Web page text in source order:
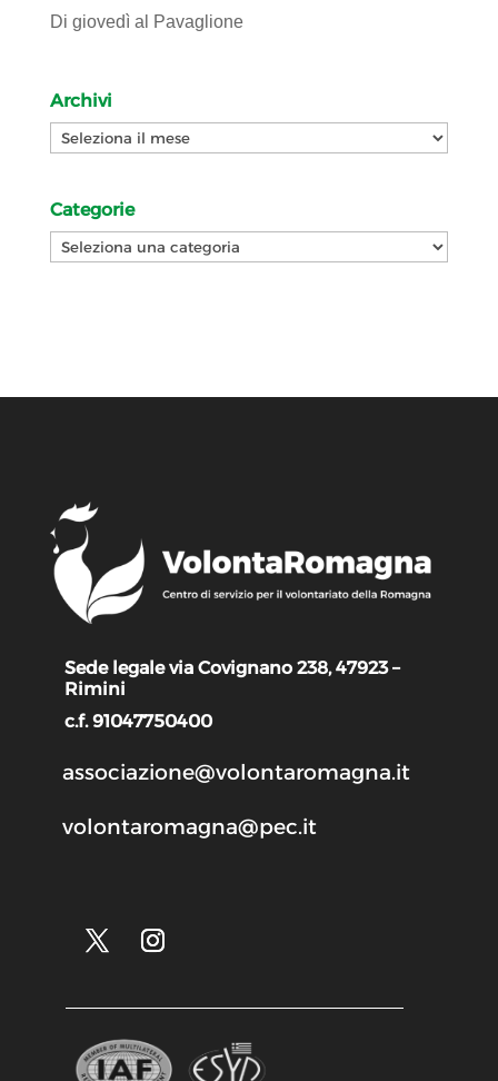
Di giovedì al Pavaglione
Archivi
Archivi
Categorie
Categorie
Sede legale via Covignano 238, 47923 –
Rimini
c.f. 91047750400
associazione@volontaromagna.it
volontaromagna@pec.it